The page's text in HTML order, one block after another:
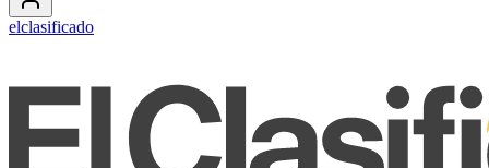
elclasificado